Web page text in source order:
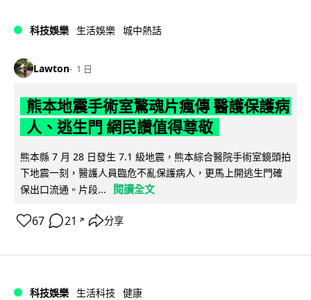
科技娛樂 生活娛樂 城中熱話
Lawton 1 日
熊本地震手術室驚魂片瘋傳 醫護保護病
人、逃生門 網民讚值得尊敬
熊本縣 7 月 28 日發生 7.1 級地震，熊本綜合醫院手術室鏡頭拍
下地震一刻，醫護人員臨危不亂保護病人，更馬上開逃生門確
保出口流通。片段...
閱讀全文
67 21 ↗ 分享
科技娛樂 生活科技 健康